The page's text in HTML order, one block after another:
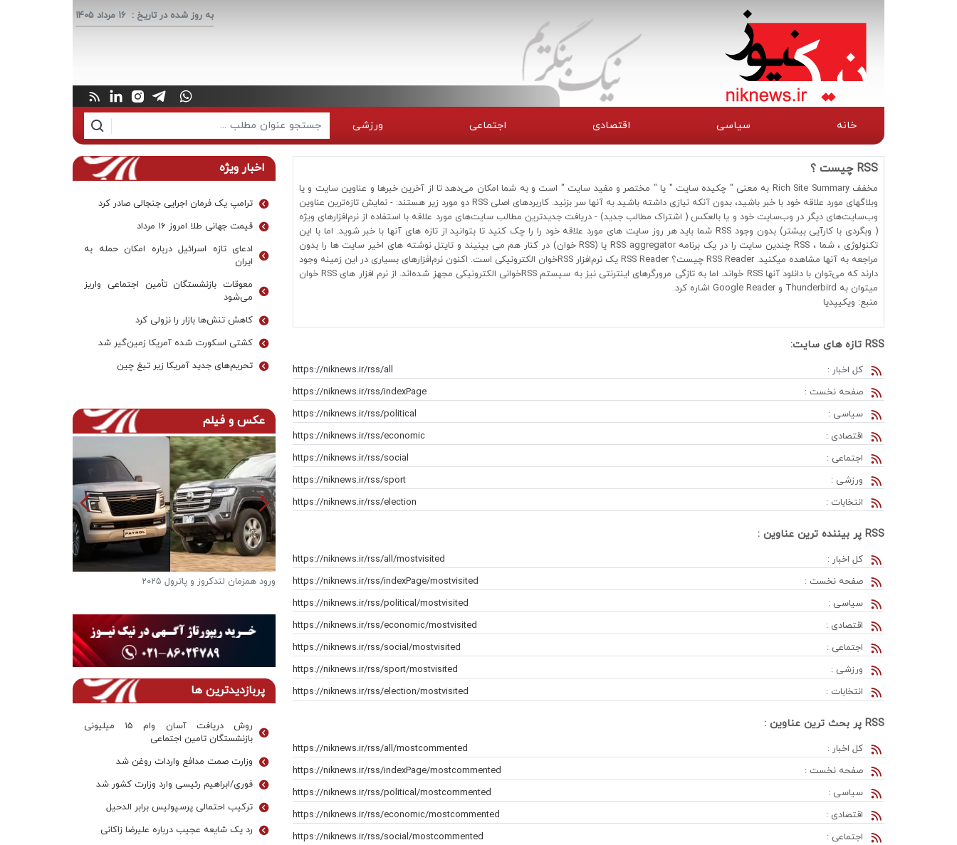
به روز شده در تاریخ : 16 مرداد 1405
خانه سیاسی اقتصادی اجتماعی ورزشی
RSS چیست ؟
مخفف Rich Site Summary به معنی " چکیده سایت " یا " مختصر و مفید سایت " است و به شما امکان می‌دهد تا از آخرین خبرها و عناوین سایت و یا
وبلاگهای مورد علاقه خود با خبر باشید، بدون آنکه نیازی داشته باشید به آنها سر بزنید. کاربردهای اصلی RSS دو مورد زیر هستند: - نمایش تازه‌ترین عناوین
وب‌سایت‌های دیگر در وب‌سایت خود و یا بالعکس ( اشتراک مطالب جدید) - دریافت جدیدترین مطالب سایت‌های مورد علاقه با استفاده از نرم‌افزارهای ویژه
( وبگردی با کارآیی بیشتر) بدون وجود RSS شما باید هر روز سایت های مورد علاقه خود را را چک کنید تا بتوانید از تازه های آنها با خبر شوید. اما با این
تکنولوژی ، شما ، RSS چندین سایت را در یک برنامه RSS aggregator یا (RSS خوان) در کنار هم می بینیند و تایتل نوشته های اخیر سایت ها را بدون
مراجعه به آنها مشاهده میکنید. RSS Reader چیست؟ RSS Reader یک نرم‌افزار RSSخوان الکترونیکی است. اکنون نرم‌افزارهای بسیاری در این زمینه وجود
دارند که می‌توان با دانلود آنها RSS خواند. اما به تازگی مرورگرهای اینترنتی نیز به سیستم RSSخوانی الکترونیکی مجهز شده‌اند. از نرم افزار های RSS خوان
میتوان به Thunderbird و Google Reader اشاره کرد.
منبع: ویکیپدیا
RSS تازه های سایت:
کل اخبار :
https://niknews.ir/rss/all
صفحه نخست :
https://niknews.ir/rss/indexPage
سیاسی :
https://niknews.ir/rss/political
اقتصادی :
https://niknews.ir/rss/economic
اجتماعی :
https://niknews.ir/rss/social
ورزشی :
https://niknews.ir/rss/sport
انتخابات :
https://niknews.ir/rss/election
RSS پر بیننده ترین عناوین :
کل اخبار :
https://niknews.ir/rss/all/mostvisited
صفحه نخست :
https://niknews.ir/rss/indexPage/mostvisited
سیاسی :
https://niknews.ir/rss/political/mostvisited
اقتصادی :
https://niknews.ir/rss/economic/mostvisited
اجتماعی :
https://niknews.ir/rss/social/mostvisited
ورزشی :
https://niknews.ir/rss/sport/mostvisited
انتخابات :
https://niknews.ir/rss/election/mostvisited
RSS پر بحث ترین عناوین :
کل اخبار :
https://niknews.ir/rss/all/mostcommented
صفحه نخست :
https://niknews.ir/rss/indexPage/mostcommented
سیاسی :
https://niknews.ir/rss/political/mostcommented
اقتصادی :
https://niknews.ir/rss/economic/mostcommented
اجتماعی :
https://niknews.ir/rss/social/mostcommented
اخبار ویژه
ترامپ یک فرمان اجرایی جنجالی صادر کرد
قیمت جهانی طلا امروز ۱۶ مرداد
ادعای تازه اسرائیل درباره امکان حمله به
ایران
معوقات بازنشستگان تأمین اجتماعی واریز
می‌شود
کاهش تنش‌ها بازار را نزولی کرد
کشتی اسکورت شده آمریکا زمین‌گیر شد
تحریم‌های جدید آمریکا زیر تیغ چین
عکس و فیلم
پیام تیم ایران ورود همزمان لندکروز و پاترول ۲۰۲۵
پربازدیدترین ها
روش دریافت آسان وام ۱۵ میلیونی
بازنشستگان تامین اجتماعی
وزارت صمت مدافع واردات روغن شد
فوری/ابراهیم رئیسی وارد وزارت کشور شد
ترکیب احتمالی پرسپولیس برابر الدحیل
رد یک شایعه عجیب درباره علیرضا زاکانی